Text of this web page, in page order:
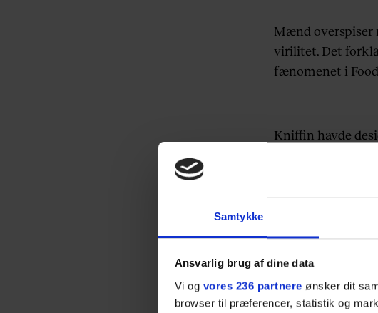
Samtykke
Ansvarlig brug af dine data
Vi og vores 236 partnere ønsker dit
browser til præferencer, statistik og
Mænd overspiser
virilitet. Det
fænomenet i
Kniffin havde
gjorde, at den
gjorde mændene i
til dem der kunne
Så nu hvor det